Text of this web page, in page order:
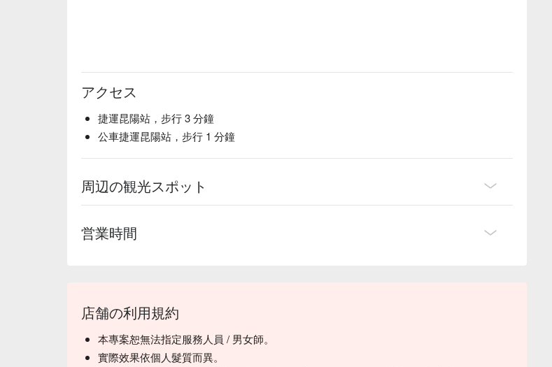
アクセス
捷運昆陽站，步行 3 分鐘
公車捷運昆陽站，步行 1 分鐘
周辺の観光スポット
営業時間
店舗の利用規約
本專案恕無法指定服務人員 / 男女師。
實際效果依個人髮質而異。